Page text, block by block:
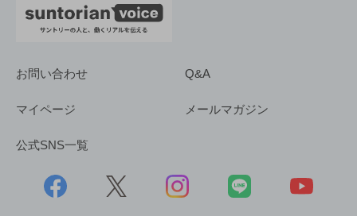
お問い合わせ Q&A
マイページ メールマガジン
公式SNS一覧